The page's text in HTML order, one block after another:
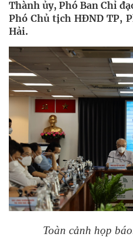
Thành ủy, Phó Ban Chỉ
Phó Chủ tịch HĐND TP,
Hải.
Toàn cảnh họp